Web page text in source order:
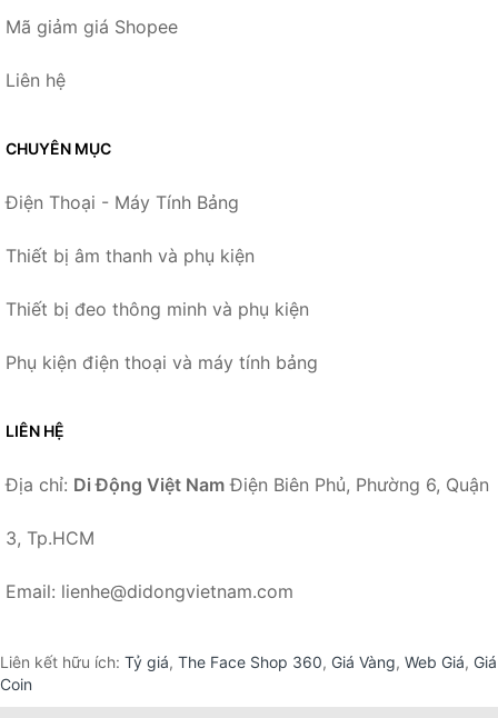
Mã giảm giá Shopee
Liên hệ
CHUYÊN MỤC
Điện Thoại - Máy Tính Bảng
Thiết bị âm thanh và phụ kiện
Thiết bị đeo thông minh và phụ kiện
Phụ kiện điện thoại và máy tính bảng
LIÊN HỆ
Địa chỉ: Di Động Việt Nam Điện Biên Phủ, Phường 6, Quận
3, Tp.HCM
Email: lienhe@didongvietnam.com
Liên kết hữu ích: Tỷ giá, The Face Shop 360, Giá Vàng, Web Giá, Giá
Coin